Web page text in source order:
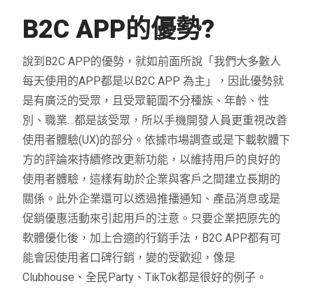
B2C APP的優勢?
說到B2C APP的優勢，就如前面所說「我們大多數人
每天使用的APP都是以B2C APP 為主」，因此優勢就
是有廣泛的受眾，且受眾範圍不分種族、年齡、性
別、職業…都是該受眾，所以手機開發人員更重視改善
使用者體驗(UX)的部分。依據市場調查或是下載軟體下
方的評論來持續修改更新功能，以維持用戶的良好的
使用者體驗，這樣有助於企業與客戶之間建立長期的
關係。此外企業還可以透過推播通知、產品消息或是
促銷優惠活動來引起用戶的注意。只要企業把原先的
軟體優化後，加上合適的行銷手法，B2C APP都有可
能會因使用者口碑行銷，變的受歡迎，像是
Clubhouse、全民Party、TikTok都是很好的例子。